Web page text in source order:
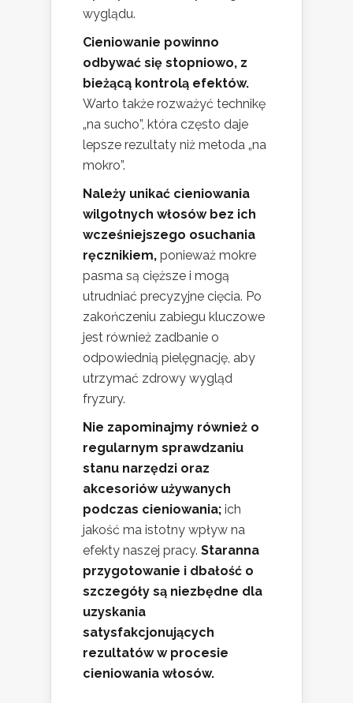
wyglądu.
Cieniowanie powinno
odbywać się stopniowo, z
bieżącą kontrolą efektów.
Warto także rozważyć technikę
„na sucho”, która często daje
lepsze rezultaty niż metoda „na
mokro”.
Należy unikać cieniowania
wilgotnych włosów bez ich
wcześniejszego osuchania
ręcznikiem, ponieważ mokre
pasma są cięższe i mogą
utrudniać precyzyjne cięcia. Po
zakończeniu zabiegu kluczowe
jest również zadbanie o
odpowiednią pielęgnację, aby
utrzymać zdrowy wygląd
fryzury.
Nie zapominajmy również o
regularnym sprawdzaniu
stanu narzędzi oraz
akcesoriów używanych
podczas cieniowania; ich
jakość ma istotny wpływ na
efekty naszej pracy. Staranna
przygotowanie i dbałość o
szczegóły są niezbędne dla
uzyskania
satysfakcjonujących
rezultatów w procesie
cieniowania włosów.